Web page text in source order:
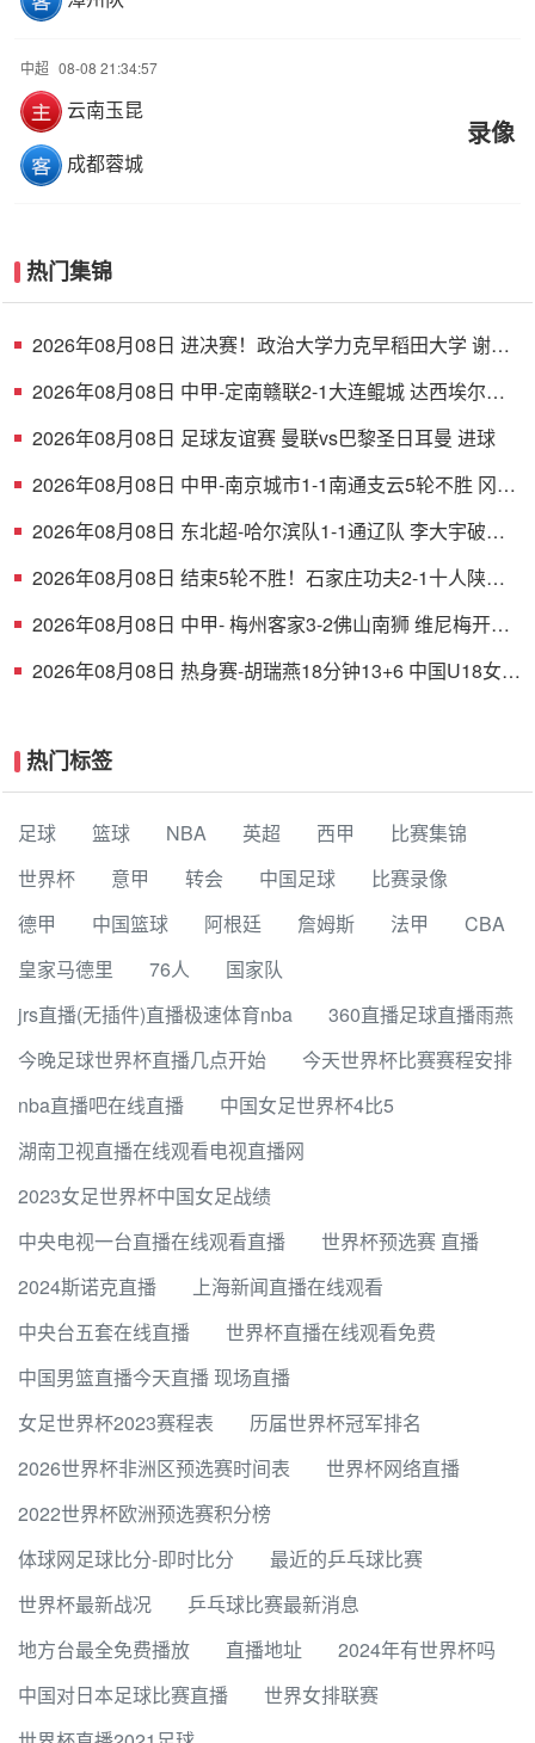
中超 08-08 21:34:57
云南玉昆
成都蓉城
录像
热门集锦
2026年08月08日 进决赛！政治大学力克早稻田大学 谢昀
2026年08月08日 中甲-定南赣联2-1大连鲲城 达西埃尔两
2026年08月08日 足球友谊赛 曼联vs巴黎圣日耳曼 进球
2026年08月08日 中甲-南京城市1-1南通支云5轮不胜 冈萨
2026年08月08日 东北超-哈尔滨队1-1通辽队 李大宇破门
2026年08月08日 结束5轮不胜！石家庄功夫2-1十人陕西
2026年08月08日 中甲- 梅州客家3-2佛山南狮 维尼梅开二
2026年08月08日 热身赛-胡瑞燕18分钟13+6 中国U18女篮
热门标签
足球 篮球 NBA 英超 西甲
比赛集锦
世界杯
意甲 转会 中国足球
比赛录像
德甲
中国篮球 阿根廷 詹姆斯 法甲
CBA
皇家马德里
76人
国家队
jrs直播(无插件)直播极速体育nba
360直播足球直播雨燕
今晚足球世界杯直播几点开始
今天世界杯比赛赛程安排
nba直播吧在线直播
中国女足世界杯4比5
湖南卫视直播在线观看电视直播网
2023女足世界杯中国女足战绩
中央电视一台直播在线观看直播
世界杯预选赛 直播
2024斯诺克直播
上海新闻直播在线观看
中央台五套在线直播
世界杯直播在线观看免费
中国男篮直播今天直播 现场直播
女足世界杯2023赛程表
历届世界杯冠军排名
2026世界杯非洲区预选赛时间表
世界杯网络直播
2022世界杯欧洲预选赛积分榜
体球网足球比分-即时比分
最近的乒乓球比赛
世界杯最新战况
乒乓球比赛最新消息
地方台最全免费播放
直播地址
2024年有世界杯吗
中国对日本足球比赛直播
世界女排联赛